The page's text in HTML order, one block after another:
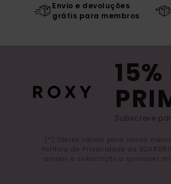
Envio e devoluções
grátis para membros
Subscreve
(*) Oferta válida para novos
Política de Privacidade da
anular a subscrição a qualquer